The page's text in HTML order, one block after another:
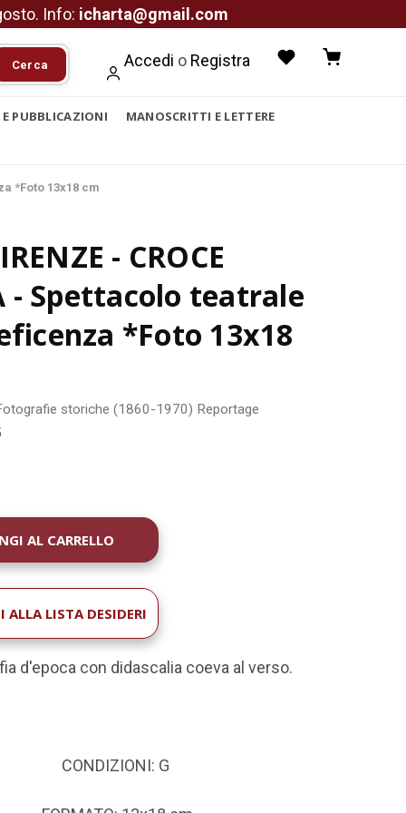
Info: icharta@gmail.com
Cerca Accedi o Registra
E PUBBLICAZIONI
MANOSCRITTI E LETTERE
*Foto 13x18 cm
- CROCE
- Spettacolo teatrale
*Foto 13x18
storiche (1860-1970) Reportage
ALLA LISTA DESIDERI
d'epoca con didascalia coeva al verso.
CONDIZIONI: G